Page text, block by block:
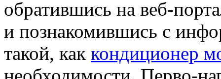
обратившись на веб-
и познакомившись с
такой, как кондиционер